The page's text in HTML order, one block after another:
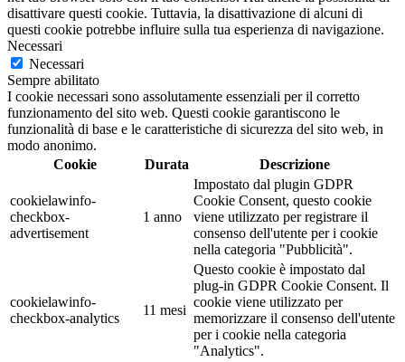
disattivare questi cookie. Tuttavia, la disattivazione di alcuni di
questi cookie potrebbe influire sulla tua esperienza di navigazione.
Necessari
Necessari
Sempre abilitato
I cookie necessari sono assolutamente essenziali per il corretto
funzionamento del sito web. Questi cookie garantiscono le
funzionalità di base e le caratteristiche di sicurezza del sito web, in
modo anonimo.
Cookie
Durata Descrizione
cookielawinfo-
checkbox-
advertisement
1 anno
Impostato dal plugin GDPR
Cookie Consent, questo cookie
viene utilizzato per registrare il
consenso dell'utente per i cookie
nella categoria "Pubblicità".
cookielawinfo-
checkbox-analytics
11 mesi
Questo cookie è impostato dal
plug-in GDPR Cookie Consent. Il
cookie viene utilizzato per
memorizzare il consenso dell'utente
per i cookie nella categoria
"Analytics".